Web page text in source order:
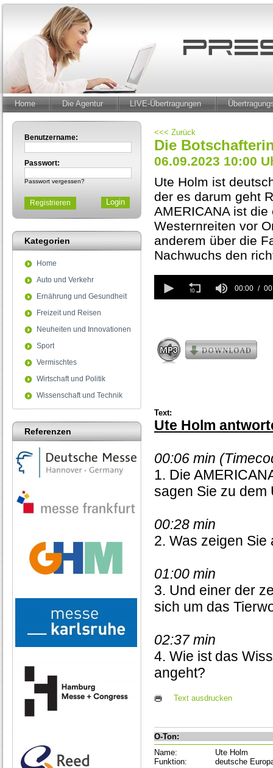
Home Die Agentur LIVE-Übertragungen
Benutzername:
Passwort:
Passwort vergessen?
Registrieren
Kategorien
Home
Auto und Verkehr
Ernährung und Gesundheit
Freizeit und Reisen
Neuheiten und Innovationen
Sport
Vermischtes
Wirtschaft und Politik
Wissenschaft und Technik
Referenzen
<<< Zurück
Die
06.09.2023 10:00
Ute Holm ist
der es darum geht
AMERICANA ist
Westernreiten vor
anderem über die
Nachwuchs den
seconds
of
00:00
Text:
Ute Holm
00:06 min
1. Die
sagen Sie zu dem
00:28 min
2. Was zeigen Sie
01:00 min
3. Und einer der
sich um das
02:37 min
4. Wie ist das
angeht?
Text ausdrucken
O-Ton:
Name:
Ute Holm
Funktion:
deutsche